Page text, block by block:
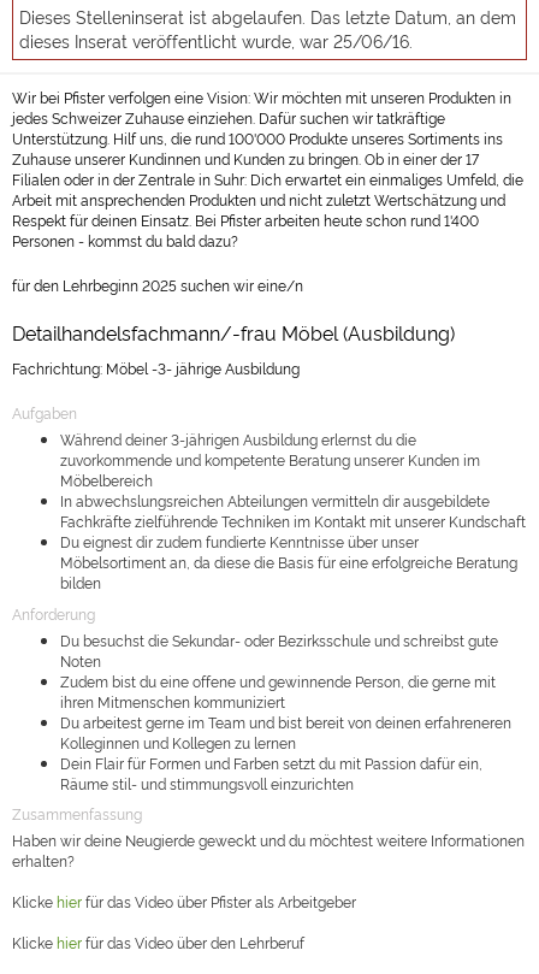
Dieses Stelleninserat ist abgelaufen. Das letzte Datum, an dem
dieses Inserat veröffentlicht wurde, war 25/06/16.
Wir bei Pfister verfolgen eine Vision: Wir möchten mit unseren Produkten in
jedes Schweizer Zuhause einziehen. Dafür suchen wir tatkräftige
Unterstützung. Hilf uns, die rund 100'000 Produkte unseres Sortiments ins
Zuhause unserer Kundinnen und Kunden zu bringen. Ob in einer der 17
Filialen oder in der Zentrale in Suhr: Dich erwartet ein einmaliges Umfeld, die
Arbeit mit ansprechenden Produkten und nicht zuletzt Wertschätzung und
Respekt für deinen Einsatz. Bei Pfister arbeiten heute schon rund 1'400
Personen - kommst du bald dazu?
für den Lehrbeginn 2025 suchen wir eine/n
Detailhandelsfachmann/-frau Möbel (Ausbildung)
Fachrichtung: Möbel -3- jährige Ausbildung
Aufgaben
Während deiner 3-jährigen Ausbildung erlernst du die
zuvorkommende und kompetente Beratung unserer Kunden im
Möbelbereich
In abwechslungsreichen Abteilungen vermitteln dir ausgebildete
Fachkräfte zielführende Techniken im Kontakt mit unserer Kundschaft
Du eignest dir zudem fundierte Kenntnisse über unser
Möbelsortiment an, da diese die Basis für eine erfolgreiche Beratung
bilden
Anforderung
Du besuchst die Sekundar- oder Bezirksschule und schreibst gute
Noten
Zudem bist du eine offene und gewinnende Person, die gerne mit
ihren Mitmenschen kommuniziert
Du arbeitest gerne im Team und bist bereit von deinen erfahreneren
Kolleginnen und Kollegen zu lernen
Dein Flair für Formen und Farben setzt du mit Passion dafür ein,
Räume stil- und stimmungsvoll einzurichten
Zusammenfassung
Haben wir deine Neugierde geweckt und du möchtest weitere Informationen
erhalten?
Klicke hierfür das Video über Pfister als Arbeitgeber
Klicke hierfür das Video über den Lehrberuf